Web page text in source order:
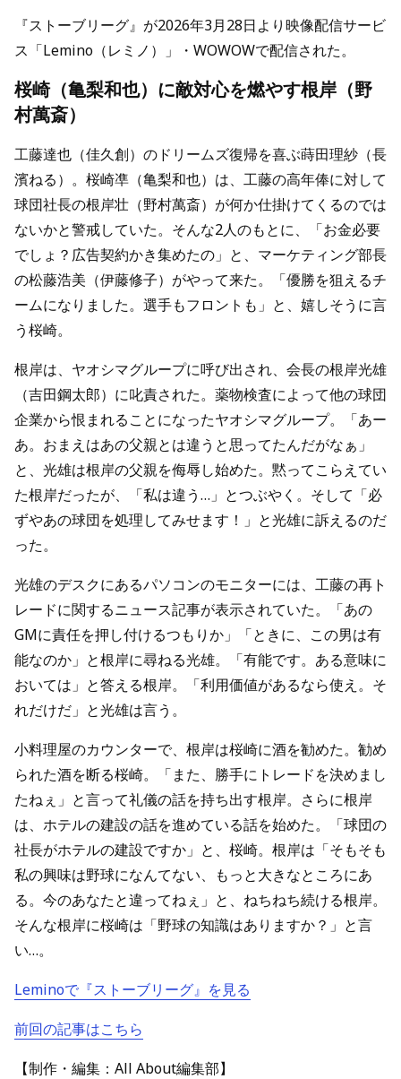
『ストーブリーグ』が2026年3月28日より映像配信サービ
ス「Lemino（レミノ）」・WOWOWで配信された。
桜崎（亀梨和也）に敵対心を燃やす根岸（野
村萬斎）
工藤達也（佳久創）のドリームズ復帰を喜ぶ蒔田理紗（長
濱ねる）。桜崎凖（亀梨和也）は、工藤の高年俸に対して
球団社長の根岸壮（野村萬斎）が何か仕掛けてくるのでは
ないかと警戒していた。そんな2人のもとに、「お金必要
でしょ？広告契約かき集めたの」と、マーケティング部長
の松藤浩美（伊藤修子）がやって来た。「優勝を狙えるチ
ームになりました。選手もフロントも」と、嬉しそうに言
う桜崎。
根岸は、ヤオシマグループに呼び出され、会長の根岸光雄
（吉田鋼太郎）に叱責された。薬物検査によって他の球団
企業から恨まれることになったヤオシマグループ。「あー
あ。おまえはあの父親とは違うと思ってたんだがなぁ」
と、光雄は根岸の父親を侮辱し始めた。黙ってこらえてい
た根岸だったが、「私は違う…」とつぶやく。そして「必
ずやあの球団を処理してみせます！」と光雄に訴えるのだ
った。
光雄のデスクにあるパソコンのモニターには、工藤の再ト
レードに関するニュース記事が表示されていた。「あの
GMに責任を押し付けるつもりか」「ときに、この男は有
能なのか」と根岸に尋ねる光雄。「有能です。ある意味に
おいては」と答える根岸。「利用価値があるなら使え。そ
れだけだ」と光雄は言う。
小料理屋のカウンターで、根岸は桜崎に酒を勧めた。勧め
られた酒を断る桜崎。「また、勝手にトレードを決めまし
たねぇ」と言って礼儀の話を持ち出す根岸。さらに根岸
は、ホテルの建設の話を進めている話を始めた。「球団の
社長がホテルの建設ですか」と、桜崎。根岸は「そもそも
私の興味は野球になんてない、もっと大きなところにあ
る。今のあなたと違ってねぇ」と、ねちねち続ける根岸。
そんな根岸に桜崎は「野球の知識はありますか？」と言
い…。
Leminoで『ストーブリーグ』を見る
前回の記事はこちら
【制作・編集：All About編集部】